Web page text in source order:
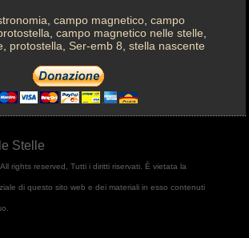
,campo magnetico ,campo
,campo magnetico nelle stelle
protostella Ser-emb 8 ,stella nascente
Stelle
rights reserved, Tutti i diritti riservati. È vietata la
di questo sito web e dei materiali in esso contenuti